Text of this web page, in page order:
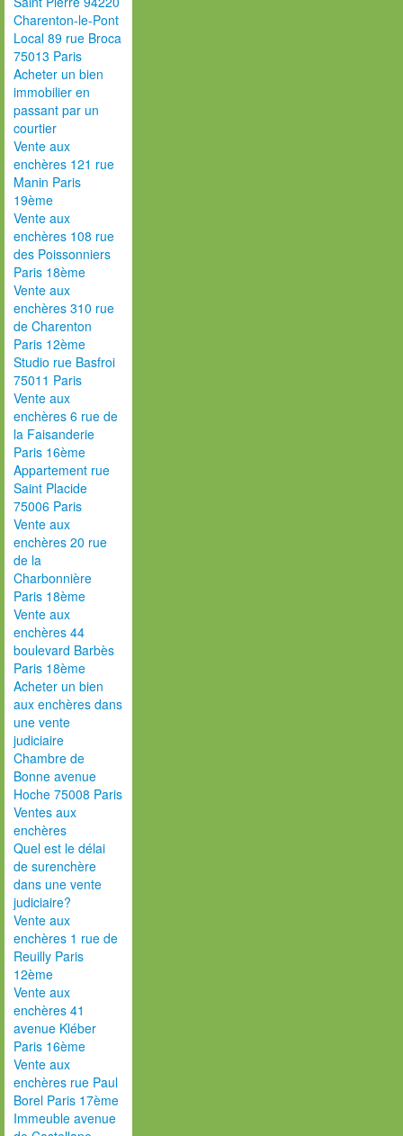
Charenton-le-Pont
Local 89 rue Broca
75013 Paris
Acheter un bien
immobilier en
passant par un
courtier
Vente aux
enchères 121 rue
Manin Paris
19ème
Vente aux
enchères 108 rue
des Poissonniers
Paris 18ème
Vente aux
enchères 310 rue
de Charenton
Paris 12ème
Studio rue Basfroi
75011 Paris
Vente aux
enchères 6 rue de
la Faisanderie
Paris 16ème
Appartement rue
Saint Placide
75006 Paris
Vente aux
enchères 20 rue
de la
Charbonnière
Paris 18ème
Vente aux
enchères 44
boulevard Barbès
Paris 18ème
Acheter un bien
aux enchères dans
une vente
judiciaire
Chambre de
Bonne avenue
Hoche 75008 Paris
Ventes aux
enchères
Quel est le délai
de surenchère
dans une vente
judiciaire?
Vente aux
enchères 1 rue de
Reuilly Paris
12ème
Vente aux
enchères 41
avenue Kléber
Paris 16ème
Vente aux
enchères rue Paul
Borel Paris 17ème
Immeuble avenue